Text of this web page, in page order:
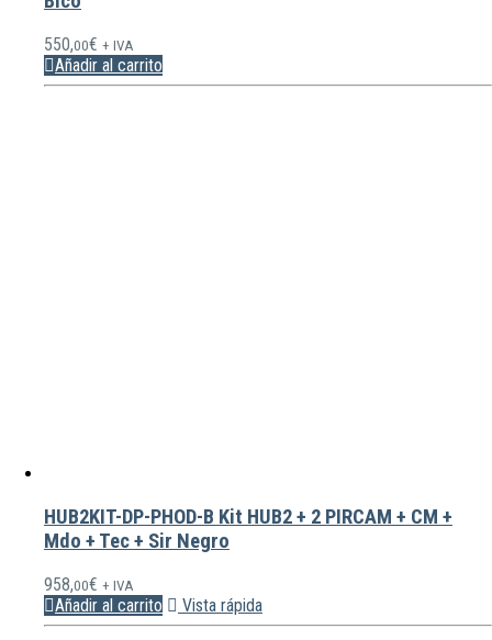
550,00€ + IVA
Añadir al carrito
HUB2KIT-DP-PHOD-B Kit HUB2 + 2 PIRCAM + CM +
Mdo + Tec + Sir Negro
958,00€ + IVA
Añadir al carrito Vista rápida